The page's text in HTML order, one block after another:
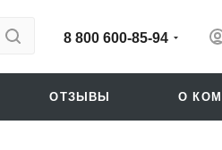
8 800 600-85-94
ОТЗЫВЫ О